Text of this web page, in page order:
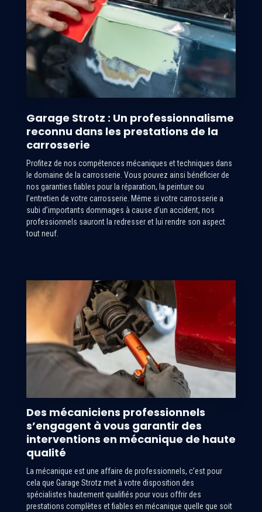
Garage Strotz : Un professionnalisme
reconnu dans les prestations de la
carrosserie
Profitez de nos compétences mécaniques et techniques dans
le domaine de la carrosserie. Vous pouvez ainsi bénéficier de
nos garanties fiables pour la réparation, la peinture ou
l’entretien de votre carrosserie. Même si votre carrosserie a
subi d’importants dommages à cause d’un accident, nos
professionnels sauront la redresser et lui rendre son aspect
tout neuf.
Des mécaniciens professionnels
s’engagent à vous garantir des
interventions en mécanique de haute
qualité
La mécanique est une affaire de professionnels, c’est pour
cela que Garage Strotz met à votre disposition des
spécialistes hautement qualifiés pour vous offrir des
prestations complètes et fiables en mécanique quelle que soit